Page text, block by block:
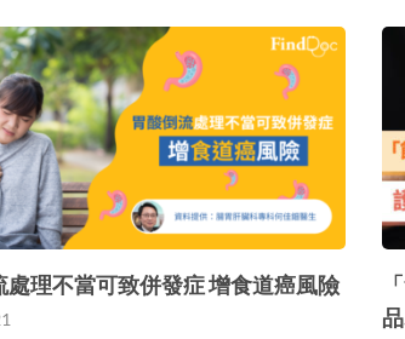
處理不當可致併發症 增食道癌風險